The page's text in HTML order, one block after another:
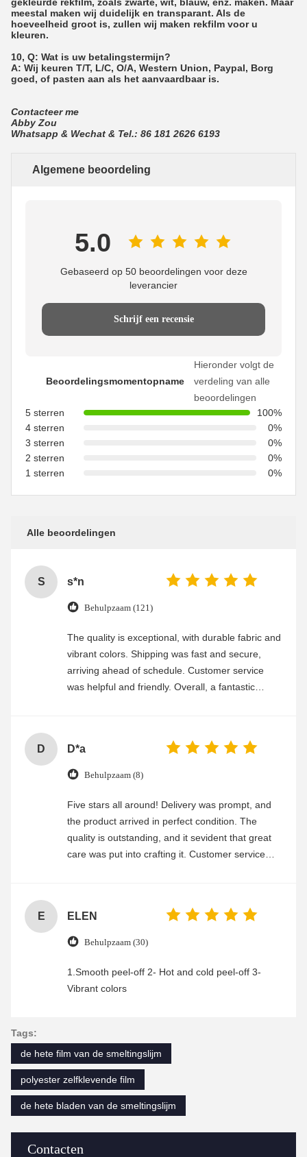
Contacten
meestal maken wij duidelijk en transparant. Als de
hoeveelheid groot is, zullen wij maken rekfilm voor u
kleuren.
10, Q: Wat is uw betalingstermijn?
A: Wij keuren T/T, L/C, O/A, Western Union, Paypal, Borg
goed, of pasten aan als het aanvaardbaar is.
Contacteer me
Abby Zou
Whatsapp & Wechat & Tel.: 86 181 2626 6193
Algemene beoordeling
5.0
Gebaseerd op 50 beoordelingen voor deze
leverancier
Schrijf een recensie
Beoordelingsmomentopname
Hieronder volgt de
verdeling van alle
beoordelingen
5 sterren
100%
4 sterren
0%
3 sterren
0%
2 sterren
0%
1 sterren
0%
Alle beoordelingen
S s*n
Behulpzaam (121)
The quality is exceptional, with durable fabric and
vibrant colors. Shipping was fast and secure,
arriving ahead of schedule. Customer service
was helpful and friendly. Overall, a fantastic
D D*a
Behulpzaam (8)
Five stars all around! Delivery was prompt, and
the product arrived in perfect condition. The
quality is outstanding, and it sevident that great
care was put into crafting it. Customer service
E ELEN
Behulpzaam (30)
1.Smooth peel-off 2- Hot and cold peel-off 3-
Vibrant colors
Tags:
de hete film van de smeltingslijm
polyester zelfklevende film
de hete bladen van de smeltingslijm